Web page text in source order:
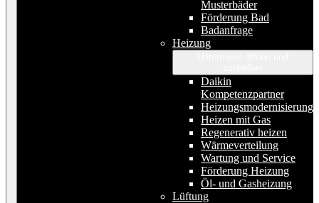
Musterbäder
Förderung Bad
Badanfrage
Heizung
Daikin
Kompetenzpartner
Heizungsmodernisierung
Heizen mit Gas
Regenerativ heizen
Wärmeverteilung
Wartung und Service
Förderung Heizung
Öl- und Gasheizung
Lüftung